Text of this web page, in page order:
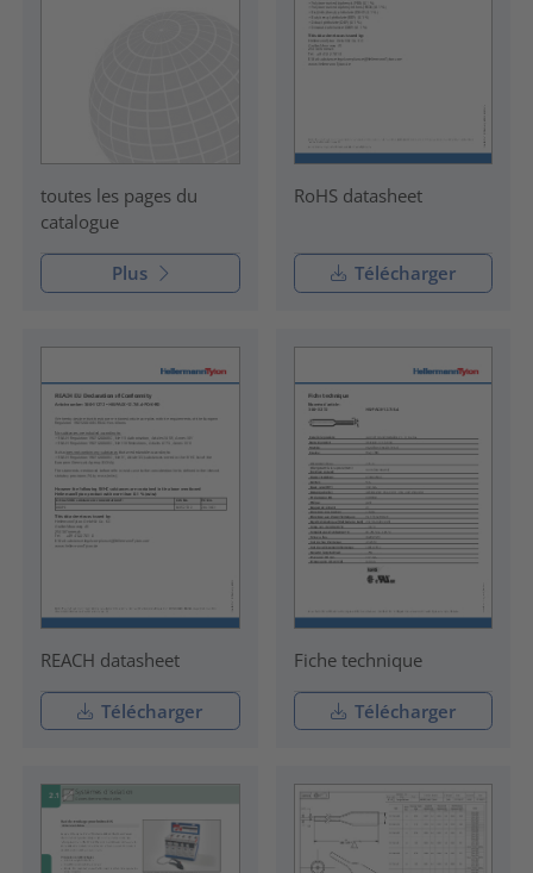
toutes les pages du
catalogue
Plus
RoHS datasheet
Télécharger
REACH datasheet
Télécharger
Fiche technique
Télécharger